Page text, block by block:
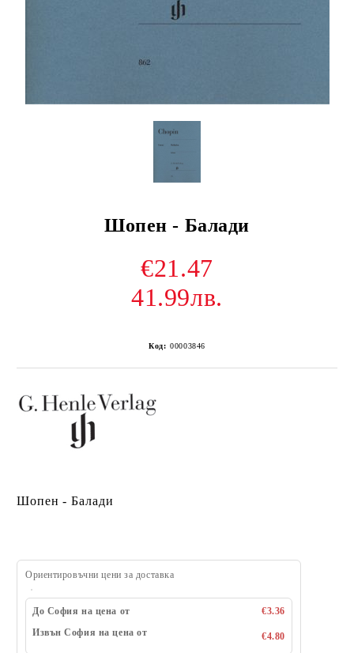
Шопен - Балади
€21.47
41.99лв.
Код: 00003846
Шопен - Балади
Ориентировъчни цени за доставка
До София на цена от
€3.36
Извън София на цена от
€4.80